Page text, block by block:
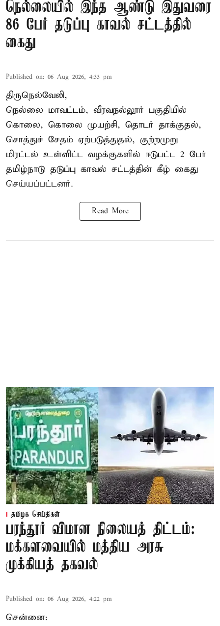
நெல்லையில் இந்த ஆண்டு இதுவரை
86 பேர் தடுப்பு காவல் சட்டத்தில்
கைது
Published on: 06 Aug 2026, 4:33 pm
திருநெல்வேலி,
நெல்லை மாவட்டம், வீரவநல்லூர் பகுதியில்
கொலை, கொலை முயற்சி, தொடர் தாக்குதல்,
சொத்துச் சேதம் ஏற்படுத்துதல், குற்றமுறு
மிரட்டல் உள்ளிட்ட வழக்குகளில் ஈடுபட்ட 2 பேர்
தமிழ்நாடு தடுப்பு காவல் சட்டத்தின் கீழ் கைது
செய்யப்பட்டனர்.
Read More
தமிழக செய்திகள்
பரந்தூர் விமான நிலையத் திட்டம்:
மக்களவையில் மத்திய அரசு
முக்கியத் தகவல்
Published on: 06 Aug 2026, 4:22 pm
சென்னை: